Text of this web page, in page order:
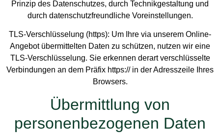
Prinzip des Datenschutzes, durch Technikgestaltung und
durch datenschutzfreundliche Voreinstellungen.
TLS-Verschlüsselung (https): Um Ihre via unserem Online-
Angebot übermittelten Daten zu schützen, nutzen wir eine
TLS-Verschlüsselung. Sie erkennen derart verschlüsselte
Verbindungen an dem Präfix https:// in der Adresszeile Ihres
Browsers.
Übermittlung von
personenbezogenen Daten